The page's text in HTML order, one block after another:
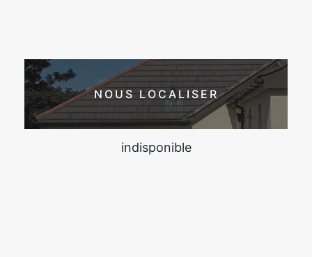
NOUS LOCALISER
indisponible